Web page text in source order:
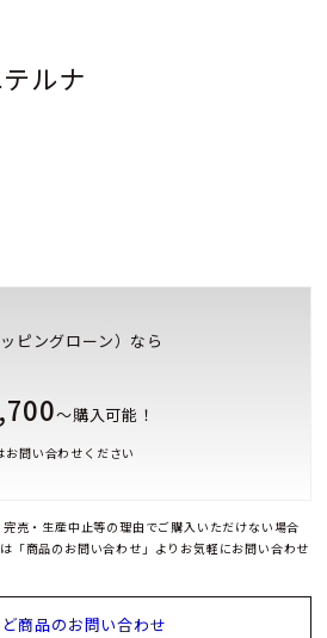
ルナ
ピングローン）なら
～購入可能！
問い合わせください
売・生産中止等の理由でご購入いただけない場合
「商品のお問い合わせ」よりお気軽にお問い合わせ
商品のお問い合わせ